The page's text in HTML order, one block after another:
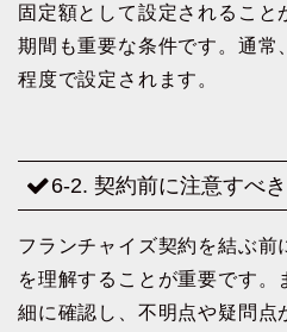
固定額として設定されること
期間も重要な条件です。通
程度で設定されます。
6-2. 契約前に注意すべ
フランチャイズ契約を結ぶ前
を理解することが重要です。
細に確認し、不明点や疑問点